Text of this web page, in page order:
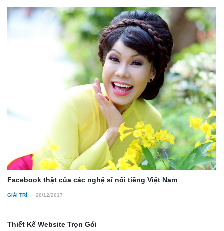
Facebook thật của các nghệ sĩ nổi tiếng Việt Nam
GIẢI TRÍ - 20/12/2017
Thiết Kế Website Trọn Gói